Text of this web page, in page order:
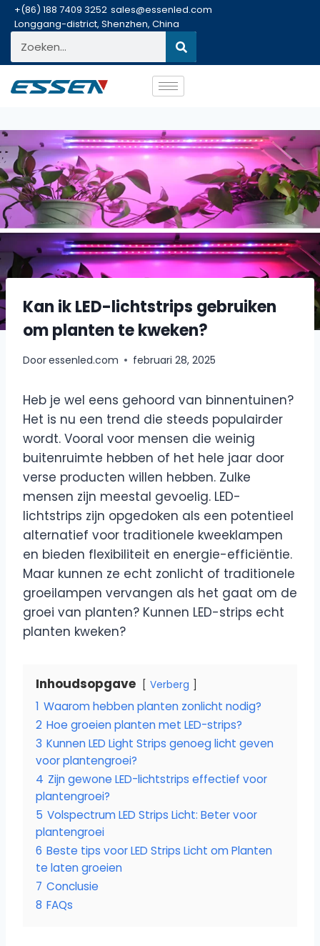
+(86) 188 7409 3252 sales@essenled.com
Longgang-district, Shenzhen, China
Kan ik LED-lichtstrips gebruiken
om planten te kweken?
Dooressenled.com februari 28, 2025
Heb je wel eens gehoord van binnentuinen?
Het is nu een trend die steeds populairder
wordt. Vooral voor mensen die weinig
buitenruimte hebben of het hele jaar door
verse producten willen hebben. Zulke
mensen zijn meestal gevoelig. LED-
lichtstrips zijn opgedoken als een potentieel
alternatief voor traditionele kweeklampen
en bieden flexibiliteit en energie-efficiëntie.
Maar kunnen ze echt zonlicht of traditionele
groeilampen vervangen als het gaat om de
groei van planten? Kunnen LED-strips echt
planten kweken?
Inhoudsopgave Verberg
1 Waarom hebben planten zonlicht nodig?
2 Hoe groeien planten met LED-strips?
3 Kunnen LED Light Strips genoeg licht geven
voor plantengroei?
4 Zijn gewone LED-lichtstrips effectief voor
plantengroei?
5 Volspectrum LED Strips Licht: Beter voor
plantengroei
6 Beste tips voor LED Strips Licht om Planten
te laten groeien
7 Conclusie
8 FAQs